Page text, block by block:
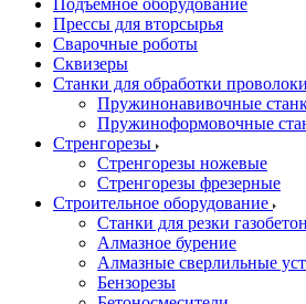
Подъемное оборудование
Прессы для вторсырья
Сварочные роботы
Сквизеры
Станки для обработки проволоки
Пружинонавивочные
Пружиноформовочные
Стренгорезы
Стренгорезы ножевые
Стренгорезы фрезерные
Строительное оборудование
Станки для резки
Алмазное бурение
Алмазные сверлильные
Бензорезы